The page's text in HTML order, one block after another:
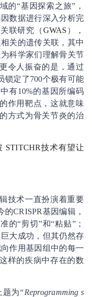
的“基因探索之旅”，
数据进行深入分析完
联研究（GWAS ），
关的遗传关联，其中
科学家们理解骨关节
令人振奋的是，通过
锁定了700个极有可能
有10%的基因所编码
作用靶点，这就意味
方式为骨关节炎的治
STITCHR技术有望让
技术一直扮演着重要
CRISPR基因编辑，
的“剪切”和“粘贴”；
大成功，但其仍然存
作用基因组中的每一
样的疾病中存在的数
题为“Reprogramming s